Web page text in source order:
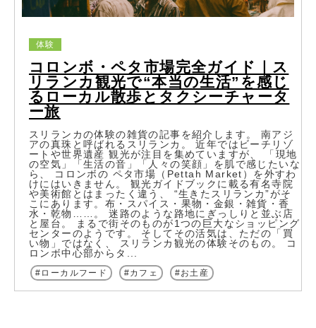
コロンボ・ペタ市場完全ガイド｜ス
リランカ観光で“本当の生活”を感じ
るローカル散歩とタクシーチャータ
ー旅
体験
スリランカの体験の雑貨の記事を紹介します。 南アジ
アの真珠と呼ばれるスリランカ。 近年ではビーチリゾ
ートや世界遺産 観光が注目を集めていますが、 「現地
の空気」「生活の音」「人々の笑顔」を肌で感じたいな
ら、 コロンボの ペタ市場（Pettah Market）を外すわ
けにはいきません。 観光ガイドブックに載る有名寺院
や美術館とはまったく違う、 “生きたスリランカ”がそ
こにあります。布・スパイス・果物・金銀・雑貨・香
水・乾物……。 迷路のような路地にぎっしりと並ぶ店
と屋台。 まるで街そのものが1つの巨大なショッピング
センターのようです。 そしてその活気は、ただの「買
い物」ではなく、 スリランカ観光の体験そのもの。 コ
ロンボ中心部からタ...
ローカルフード カフェ お土産